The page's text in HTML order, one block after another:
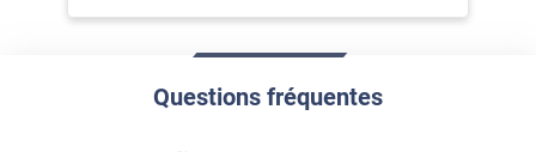
Questions fréquentes